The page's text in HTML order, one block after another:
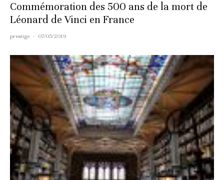
Commémoration des 500 ans de la mort de
Léonard de Vinci en France
prestige · 07/05/2019